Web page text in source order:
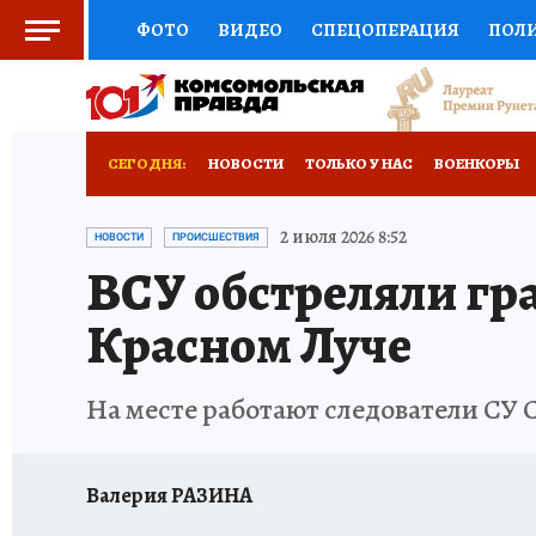
ФОТО ВИДЕО СПЕЦОПЕРАЦИЯ
СОЦПОДДЕРЖКА НАУКА СПОРТ
ПРЕСС-ЦЕНТР
РЕКЛАМА НОВОЕ
СЕГОДНЯ: НОВОСТИ ТОЛЬКО У НАС ВОЕНКОРЫ
ИСПЫТАНО НА СЕБЕ
НОВОСТИ ПРОИСШЕСТВИЯ 2 июля 2026 8:52
ВСУ обстреляли
Красном Луче
На месте работают следователи
Валерия РАЗИНА